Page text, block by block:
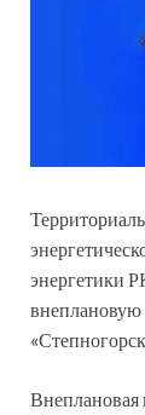
энергетики
Внеплановая